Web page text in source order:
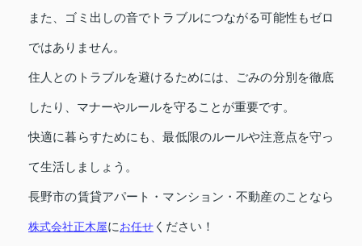
また、ゴミ出しの音でトラブルにつながる可能性もゼロ
ではありません。
住人とのトラブルを避けるためには、ごみの分別を徹底
したり、マナーやルールを守ることが重要です。
快適に暮らすためにも、最低限のルールや注意点を守っ
て生活しましょう。
長野市の賃貸アパート・マンション・不動産のことなら
株式会社正木屋にお任せ ください！